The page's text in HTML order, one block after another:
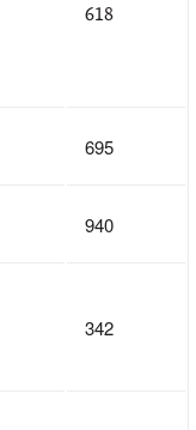
618
695
940
342